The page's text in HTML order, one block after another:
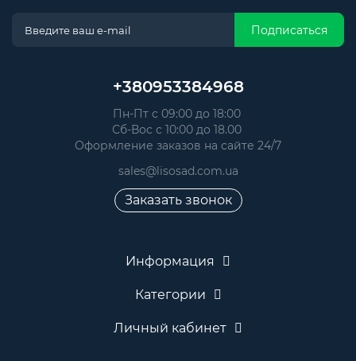
Подписаться
+380953384968
Пн-Пт с 09:00 до 18:00
Сб-Вос с 10:00 до 18.00
Оформление заказов на сайте 24/7
sales@lisosad.com.ua
Заказать звонок
Информация
Категории
Личный кабинет